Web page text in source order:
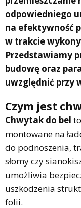
odpowiedniego
na efektywność
w trakcie
Przedstawiamy
budowę oraz
uwzględnić przy
Czym jest
Chwytak do bel
montowane na
do podnoszenia,
słomy czy
umożliwia
uszkodzenia
folii.